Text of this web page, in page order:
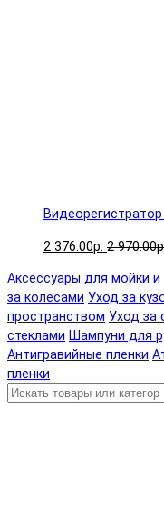
Видеорегистратор
2 376.00р. 2
Аксессуары для мойки и
за колесами Уход за
пространством Уход за
стеклами Шампуни для
Антигравийные пленки
пленки